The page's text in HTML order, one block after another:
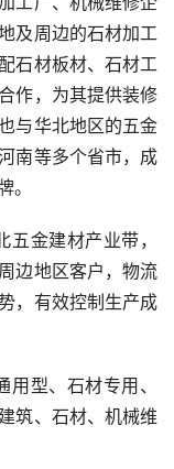
及周边的石材加工
石材板材、石材工
作，为其提供装修
与华北地区的五金
南等多个省市，成
。
金建材产业带，
边地区客户，物流
，有效控制生产成
型、石材专用、
筑、石材、机械维